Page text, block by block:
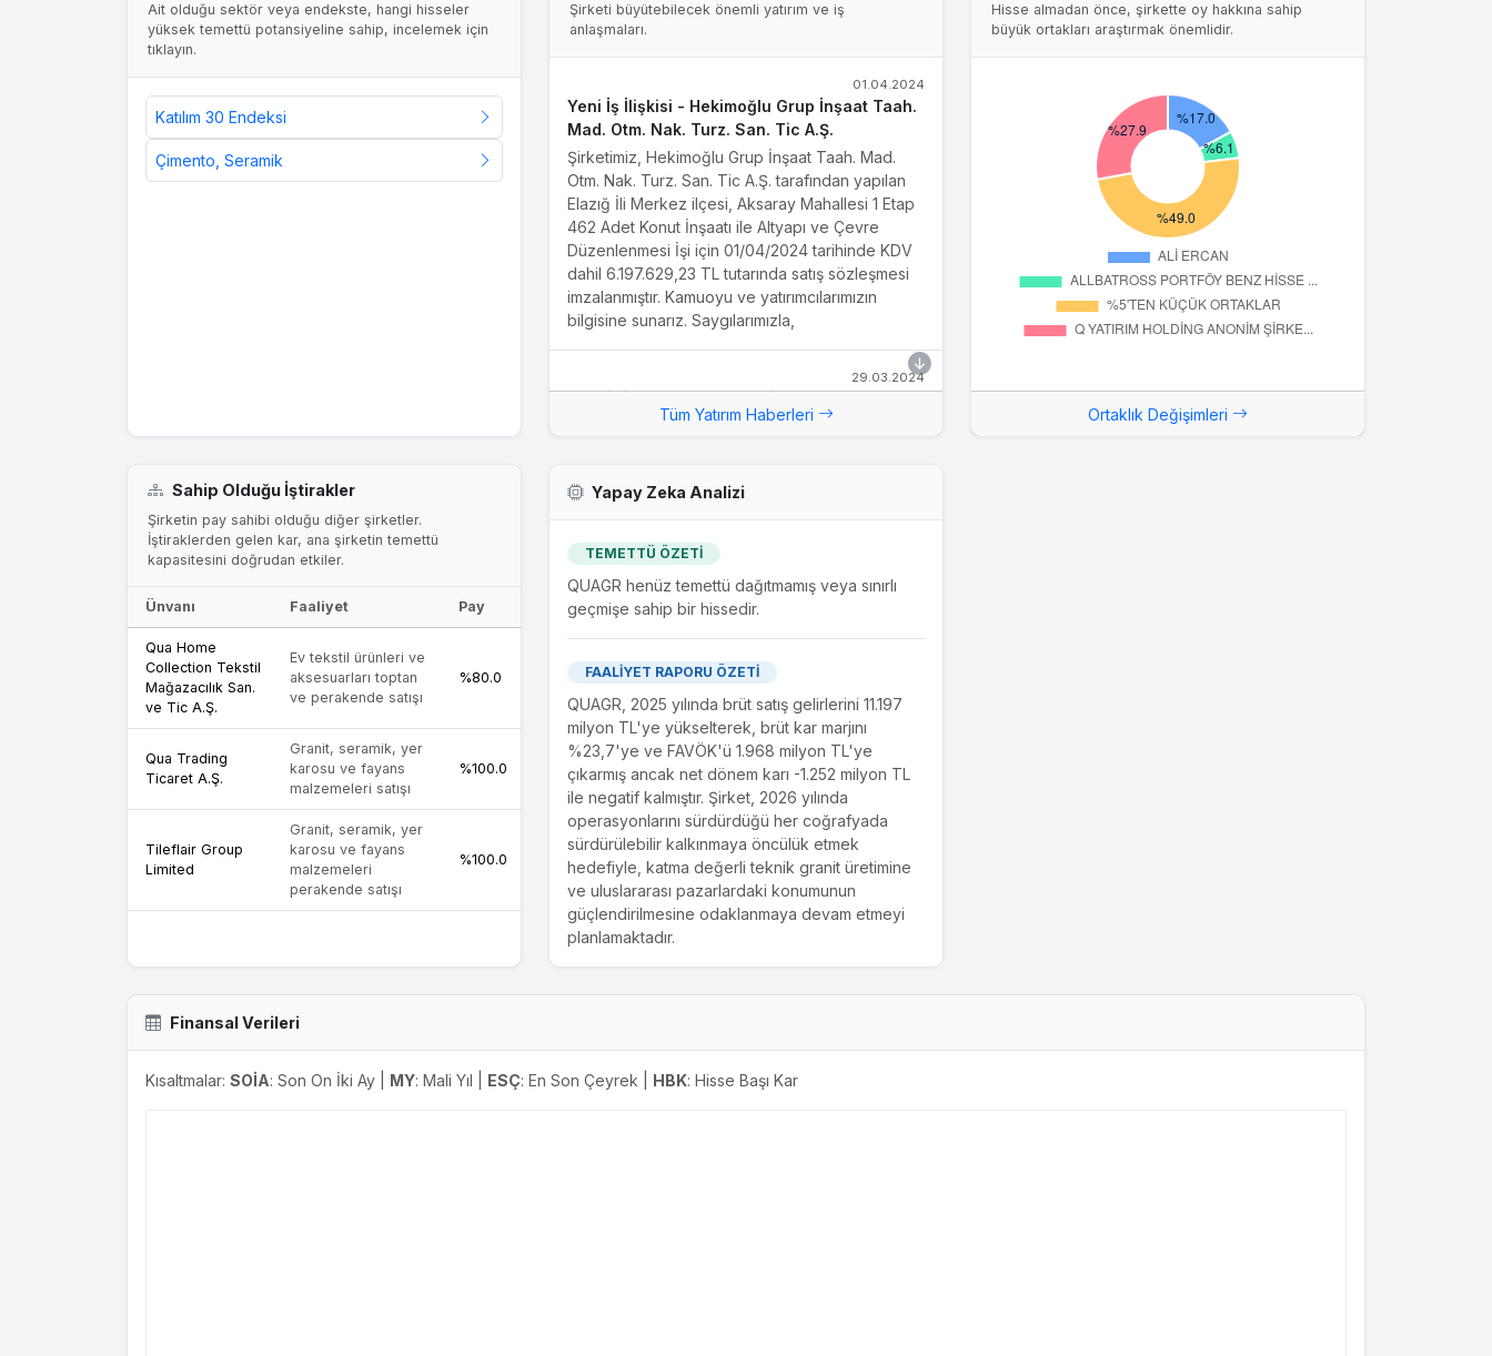
Ait olduğu sektör veya endekste, hangi hisseler
yüksek temettü potansiyeline sahip, incelemek için
tıklayın.
Katılım 30 Endeksi
Çimento, Seramik
Şirketi büyütebilecek önemli yatırım ve iş
anlaşmaları.
01.04.2024
Yeni İş İlişkisi - Hekimoğlu Grup İnşaat Taah.
Mad. Otm. Nak. Turz. San. Tic A.Ş.
Şirketimiz, Hekimoğlu Grup İnşaat Taah. Mad.
Otm. Nak. Turz. San. Tic A.Ş. tarafından yapılan
Elazığ İli Merkez ilçesi, Aksaray Mahallesi 1 Etap
462 Adet Konut İnşaatı ile Altyapı ve Çevre
Düzenlenmesi İşi için 01/04/2024 tarihinde KDV
dahil 6.197.629,23 TL tutarında satış sözleşmesi
imzalanmıştır. Kamuoyu ve yatırımcılarımızın
bilgisine sunarız. Saygılarımızla,
29.03.2024
Sekbanlı-Sepetçi Mahalleleri 3 Bölge 2 Etap 711
adet konut ve 12 adet dükkan inşaatları ile
altyapı ve çevre düzenlemesi İşi ve Kocaeli İli
İzmit ilçesi, Sekbanlı-Sepetçi Mahalleleri 3 Bölge
1 Etap 989 adet konut ve 8 adet dükkan ve 1'er
adet cami ve ilköğretim okulu inşaatları ile altyapı
ve çevre düzenlemesi İşi için 29/03/2024
tarihinde KDV dahil 19.878.617,28...
Yeni İş İlişkisi - En-Sa Yapı ve İnşaat Tur.
Nak. Gıda San. A.Ş.
Şirketimiz, En-Sa Yapı ve İnşaat Tur. Nak. Gıda
San. A.Ş. tarafından yapılan Kocaeli İli İzmit ilçesi,
Cedit Mahallesi 1.105 konut, 8 adet dükkân
inşaatları ile altyapı ve çevre düzenlenmesi
inşaatı işi için 28/03/2024 tarihinde KDV dahil
15.015.710,1 TL tutarında satış sözleşmesi
imzalanmıştır. Kamuoyu ve yatırımcılarımızın
bilgisine sunarız. Saygılarımızla,
Tic. A.Ş.
Şirketimiz, Gaziantep Gold Yapı İnşaat Sanayi ve
Tüm Yatırım Haberleri
Hisse almadan önce, şirkette oy hakkına sahip
büyük ortakları araştırmak önemlidir.
Ortaklık Değişimleri
Sahip Olduğu İştirakler
Şirketin pay sahibi olduğu diğer şirketler.
İştiraklerden gelen kar, ana şirketin temettü
kapasitesini doğrudan etkiler.
Ünvanı Faaliyet Pay
Qua Home
Collection Tekstil
Mağazacılık San.
ve Tic A.Ş.
Ev tekstil ürünleri ve
aksesuarları toptan
ve perakende satışı
%80.0
Qua Trading
Ticaret A.Ş.
Granit, seramik, yer
karosu ve fayans
malzemeleri satışı
%100.0
Tileflair Group
Limited
Granit, seramik, yer
karosu ve fayans
malzemeleri
perakende satışı
%100.0
Yapay Zeka Analizi
TEMETTÜ ÖZETİ
QUAGR henüz temettü dağıtmamış veya sınırlı
geçmişe sahip bir hissedir.
FAALİYET RAPORU ÖZETİ
QUAGR, 2025 yılında brüt satış gelirlerini 11.197
milyon TL'ye yükselterek, brüt kar marjını
%23,7'ye ve FAVÖK'ü 1.968 milyon TL'ye
çıkarmış ancak net dönem karı -1.252 milyon TL
ile negatif kalmıştır. Şirket, 2026 yılında
operasyonlarını sürdürdüğü her coğrafyada
sürdürülebilir kalkınmaya öncülük etmek
hedefiyle, katma değerli teknik granit üretimine
ve uluslararası pazarlardaki konumunun
güçlendirilmesine odaklanmaya devam etmeyi
planlamaktadır.
Finansal Verileri
Kısaltmalar: SOİA: Son On İki Ay | MY: Mali Yıl | ESÇ: En Son Çeyrek | HBK: Hisse Başı Kar